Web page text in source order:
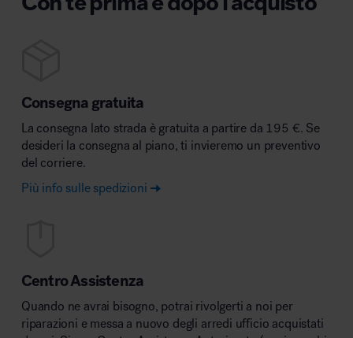
Consegna gratuita
La consegna lato strada è gratuita a partire da 195 €. Se
desideri la consegna al piano, ti invieremo un preventivo
del corriere.
Più info sulle spedizioni
Centro Assistenza
Quando ne avrai bisogno, potrai rivolgerti a noi per
riparazioni e messa a nuovo degli arredi ufficio acquistati